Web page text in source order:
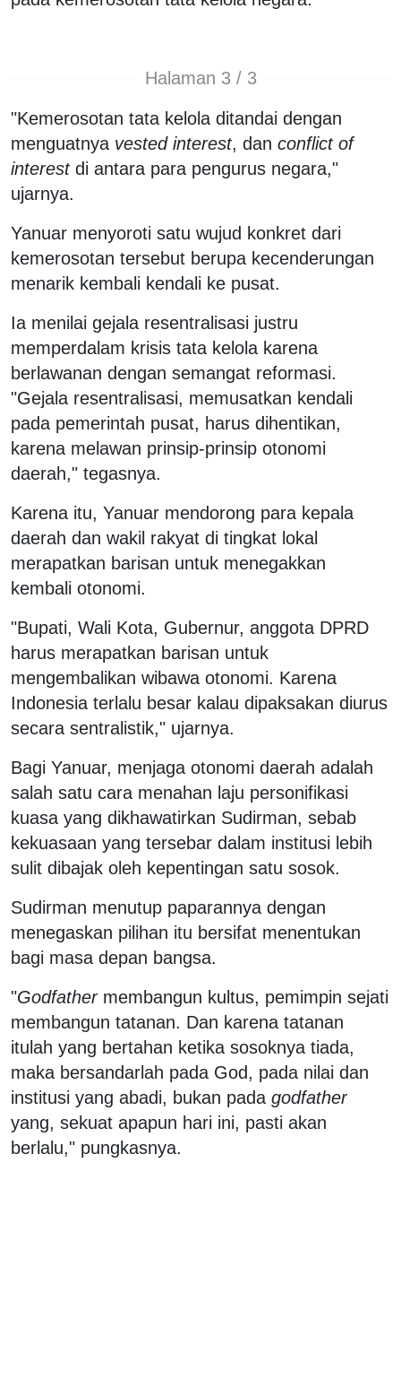
Halaman 3 / 3
"Kemerosotan tata kelola ditandai dengan
menguatnya vested interest, dan conflict of
interestdi antara para pengurus negara,"
ujarnya.
Yanuar menyoroti satu wujud konkret dari
kemerosotan tersebut berupa kecenderungan
menarik kembali kendali ke pusat.
Ia menilai gejala resentralisasi justru
memperdalam krisis tata kelola karena
berlawanan dengan semangat reformasi.
"Gejala resentralisasi, memusatkan kendali
pada pemerintah pusat, harus dihentikan,
karena melawan prinsip-prinsip otonomi
daerah," tegasnya.
Karena itu, Yanuar mendorong para kepala
daerah dan wakil rakyat di tingkat lokal
merapatkan barisan untuk menegakkan
kembali otonomi.
"Bupati, Wali Kota, Gubernur, anggota DPRD
harus merapatkan barisan untuk
mengembalikan wibawa otonomi. Karena
Indonesia terlalu besar kalau dipaksakan diurus
secara sentralistik," ujarnya.
Bagi Yanuar, menjaga otonomi daerah adalah
salah satu cara menahan laju personifikasi
kuasa yang dikhawatirkan Sudirman, sebab
kekuasaan yang tersebar dalam institusi lebih
sulit dibajak oleh kepentingan satu sosok.
Sudirman menutup paparannya dengan
menegaskan pilihan itu bersifat menentukan
bagi masa depan bangsa.
"Godfathermembangun kultus, pemimpin sejati
membangun tatanan. Dan karena tatanan
itulah yang bertahan ketika sosoknya tiada,
maka bersandarlah pada God, pada nilai dan
institusi yang abadi, bukan pada godfather
yang, sekuat apapun hari ini, pasti akan
berlalu," pungkasnya.